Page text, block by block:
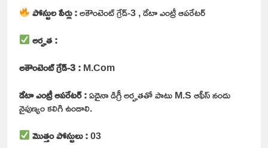
పోస్టుల పేర్లు :అకౌంటెంట్ గ్రేడ్-3 , డేటా ఎంట్రీ ఆపరేటర్
అర్హత :
అకౌంటెంట్ గ్రేడ్-3 :M.Com
డేటా ఎంట్రీ ఆపరేటర్ :ఏదైనా డిగ్రీ అర్హతతో పాటు M.S ఆఫీస్ నందు
నైపుణ్యం కలిగి ఉండాలి.
మొత్తం పోస్టులు :03